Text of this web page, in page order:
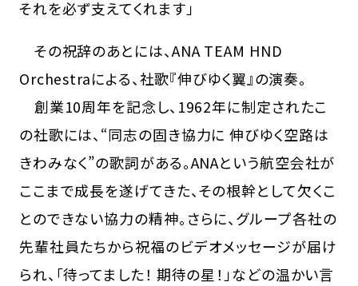
それを必ず支えてくれます」
その祝辞のあとには、ANA TEAM HND
Orchestraによる、社歌『伸びゆく翼』の演奏。
創業10周年を記念し、1962年に制定されたこ
の社歌には、“同志の固き協力に 伸びゆく空路は
きわみなく”の歌詞がある。ANAという航空会社が
ここまで成長を遂げてきた、その根幹として欠くこ
とのできない協力の精神。さらに、グループ各社の
先輩社員たちから祝福のビデオメッセージが届け
られ、「待ってました！ 期待の星！」などの温かい言